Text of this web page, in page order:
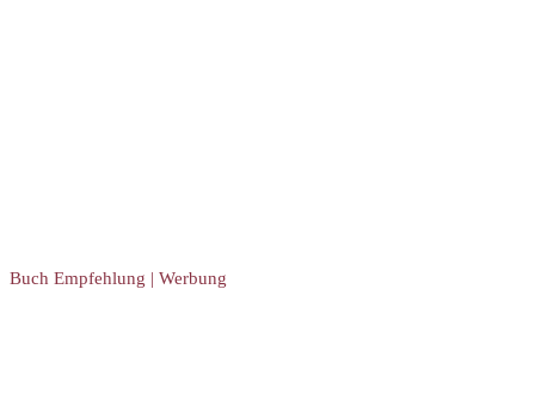
Buch Empfehlung | Werbung